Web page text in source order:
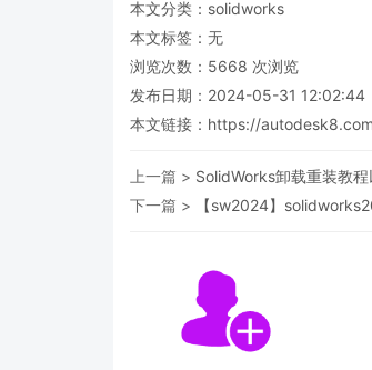
本文分类： solidworks
本文标签：无
浏览次数： 5668 次浏览
发布日期：2024-05-31 12:02:44
本文链接： https://
上一篇 > SolidWorks卸载重装教程
下一篇 >
【sw2024】